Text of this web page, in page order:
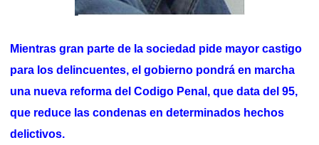
Mientras gran parte de la sociedad pide mayor castigo
para los delincuentes, el gobierno pondrá en marcha
una nueva reforma del Codigo Penal, que data del 95,
que reduce las condenas en determinados hechos
delictivos.